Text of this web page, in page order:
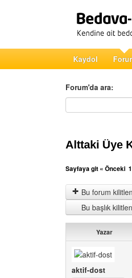
Kaydol
Forum'da ara:
Forum'da ara
Alttaki Üye
Sayfaya git « Önceki 1
Bu forum
Bu başlık
Yazar
aktif-dost